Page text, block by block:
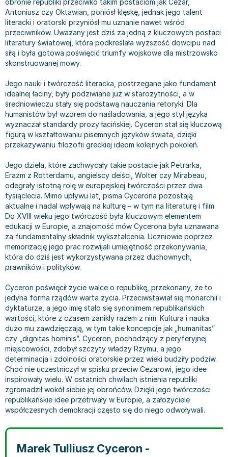
Bajki wiersze
Do kolorowania i naklejania
Kontrastowe obrazki
Kreatywne / Aktywizujące
Poznawanie świata
Edukacja przedszkolna
Liceum, Technikum
Szkoła podstawowa
Szkoły wyższe
Szkoła zawodowa
Książki: finanse, księgowość, bankowość
Książki o gospodarce
Inne
Książki o marketingu
Książki o zarządzaniu
Archeologia - książki
Historia Polski - książki
Historia świata - książki
II Wojna Światowa - książki
Książki militarne
Inne
Książki: Prawo administracyjne
Książki: Prawo cywilne
Książki: Prawo finansowe
Książki: Prawo karne
Książki: Prawo konstytucyjne
Książki: Prawo międzynarodowe
Książki: Prawo - orzecznictwo
Książki: Prawo Unii Europejskiej
Teksty aktów prawnych
Książki medyczne i naukowe
Chemia - książki
Książki o fizyce i astronomii
Geografia - książki
Inne
Książki do matematyki
Książki medyczne
Książki do nauk przyrodniczych
Książki do nauk społecznych i humanistycznych
Książki: pamiętniki, dzienniki i listy
Wywiady, wspomnienia - książki
Komiksy
Komiksy dla dorosłych
Komiksy dla dzieci
Komiksy obcojęzyczne
Fantastyka, horror - książki
Książki fantasy
Książki horrory
Science Fiction - książki
Książki z poezją, aforyzmami i dramaty
Książki dramaty
Książki humorystyczne i aforyzmy
Tomiki poezji
Książki o sztuce
Książki: Film, muzyka, teatr
Książki: Historia sztuki
Książki o architekturze
Książki: Sztuki wizualne
Inne
Liceum i technikum
Podręczniki do 1 klasy liceum i technikum
Podręczniki do 2 klasy liceum i technikum
Podręczniki do 3 klasy liceum i technikum
Podręczniki do klasy 4 liceum i technikum
Podręczniki do 1 klasy szkoły zawodowej
Podręczniki do 2 klasy szkoły zawodowej
Podręczniki do 3 klasy szkoły zawodowej
Książki dla dzieci
Książki dla dzieci do 2 lat
Do kąpieli i zabawy
Kolorowanki i książki do naklejania do 2 lat
Książki grające, z puzzlami i magnesami do 2 lat
Obrazki kontrastowe dla niemowląt
Poznawanie świata dla dzieci do 2 lat - książki
Książki dla dzieci 3-5 lat
Książki: bajki dla dzieci 3-5 lat
Kolorowanki i książki do naklejania 3-5 lat
Książki do nauki pisania i liczenia 3-5 lat
Książki grające, z puzzlami i magnesami 3-5 lat
Kreatywne i aktywizujące książki dla dzieci 3-5 lat
Poznawanie świata dla dzieci 3-5 lat - książki
Książki o zainteresowaniach dla dzieci 3-5 lat
Książki dla dzieci 6-8 lat
Książki do nauki czytania 6-8 lat
Książki do nauki języków obcych 6-8 lat
Książki do nauki pisania i liczenia 6-8 lat
Kreatywne i aktywizujące książki dla dzieci 6-8 lat
Książki o zainteresowaniach dla dzieci 6-8 lat
Książki o sportowcach
Książki: Turystyka i podróże
Albumy krajoznawcze
Albumy krajoznawcze - Polska
Albumy krajoznawcze - Świat
Atlasy - Polska
Atlasy - świat
Globusy
Mapy
Mapy - Polska
Przewodniki turystyczne
Przewodniki turystyczne - Polska
Przewodniki turystyczne - Świat
Książki: Zdrowie, rodzina, związki
Książki: Rodzina, związki
Książki: Zdrowie
Kuchnia i diety - książki
Autorskie książki kucharskie
Diety, zdrowe żywienie - książki
Książki kucharskie
Kuchnia polska - książki
Napoje - książki
Książki: Poradniki
Inne
Książki: Dom, ogród - poradniki
Książki: Hobby - poradniki
Książki: Moda, uroda, savoir vivre - poradniki
Książki pamiątkowe
Julian Tuwim
Bracia Grimm
Stephen King
Tanya Valko
Lauren Kate
E. L. James
Virginia C. Andrews
Waldemar Łysiak
Monika Szwaja
Camilla Läckberg
Henning Mankell
Beata Pawlikowska
L.J. Smith
Diana Palmer
Bear Grylls
Dean Koontz
Andrzej Sapkowski
Stephenie Meyer
Maria Czubaszek
Nora Roberts
Mario Vargas Llosa
Katarzyna Grochola
Ewa Nowak
Robin Cook
Carlos Ruiz Zafon
Konrad Gaca
Jerzy Zięba
Jodi Picoult
Alfred Szklarski
obronie republiki przeciwko takim postaciom jak Cezar,
Antoniusz czy Oktawian, poniósł klęskę, jednak jego talent
literacki i oratorski przyniósł mu uznanie nawet wśród
przeciwników. Uważany jest dziś za jedną z kluczowych postaci
literatury światowej, która podkreślała wyższość dowcipu nad
siłą i była gotowa poświęcić triumfy wojskowe dla mistrzowsko
skonstruowanej mowy.
Jego nauki i twórczość literacka, postrzegane jako fundament
idealnej łaciny, były podziwiane już w starożytności, a w
średniowieczu stały się podstawą nauczania retoryki. Dla
humanistów był wzorem do naśladowania, a jego styl języka
wyznaczał standardy prozy łacińskiej. Cyceron stał się kluczową
figurą w kształtowaniu pisemnych języków świata, dzięki
przekazywaniu filozofii greckiej ideom kolejnych pokoleń.
Jego dzieła, które zachwycały takie postacie jak Petrarka,
Erazm z Rotterdamu, angielscy deiści, Wolter czy Mirabeau,
odegrały istotną rolę w europejskiej twórczości przez dwa
tysiąclecia. Mimo upływu lat, pisma Cycerona pozostają
aktualne i nadal wpływają na kulturę – w tym na literaturę i film.
Do XVIII wieku jego twórczość była kluczowym elementem
edukacji w Europie, a znajomość mów Cycerona była uznawana
za fundamentalny składnik wykształcenia. Uczniowie poprzez
memorizację jego prac rozwijali umiejętność przekonywania,
która do dziś jest wykorzystywana przez duchownych,
prawników i polityków.
Cyceron poświęcił życie walce o republikę, przekonany, że to
jedyna forma rządów warta życia. Przeciwstawiał się monarchii i
dyktaturze, a jego imię stało się synonimem republikańskich
wartości, które z czasem zanikły razem z nim. Kultura i nauka
dużo mu zawdzięczają, w tym takie koncepcje jak „humanitas”
czy „dignitas hominis”. Cyceron, pochodzący z peryferyjnej
miejscowości, zdobył szczyty władzy Rzymu, a jego
determinacja i zdolności oratorskie przez wieki budziły podziw.
Choć nie uczestniczył w spisku przeciw Cezarowi, jego idee
inspirowały wielu. W ostatnich chwilach istnienia republiki
zgromadził wokół siebie jej obrońców. Dzięki jego twórczości
republikańskie idee przetrwały w Europie, a założyciele
współczesnych demokracji często się do niego odwoływali.
Marek Tulliusz Cyceron -